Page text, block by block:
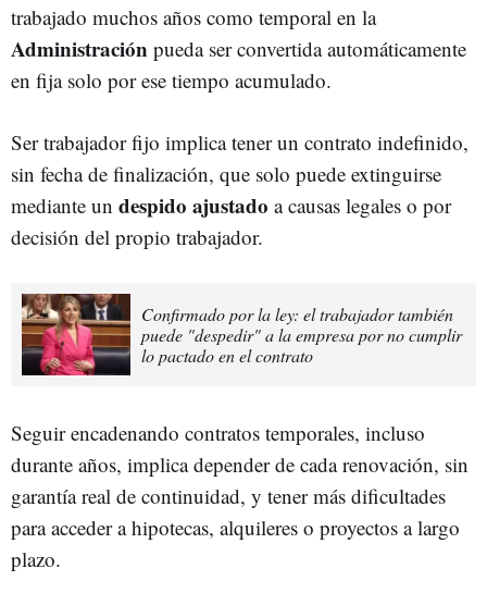
trabajado muchos años como temporal en la
Administración pueda ser convertida automáticamente
en fija solo por ese tiempo acumulado.
Ser trabajador fijo implica tener un contrato indefinido,
sin fecha de finalización, que solo puede extinguirse
mediante un despido ajustado a causas legales o por
decisión del propio trabajador.
Confirmado por la ley: el trabajador también
puede "despedir" a la empresa por no cumplir
lo pactado en el contrato
Seguir encadenando contratos temporales, incluso
durante años, implica depender de cada renovación, sin
garantía real de continuidad, y tener más dificultades
para acceder a hipotecas, alquileres o proyectos a largo
plazo.